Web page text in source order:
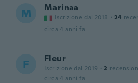
M Marinaa
Iscrizione dal 2018 · 24
circa 4 anni fa
F Fleur
Iscrizione dal 2019 · 2
circa 4 anni fa